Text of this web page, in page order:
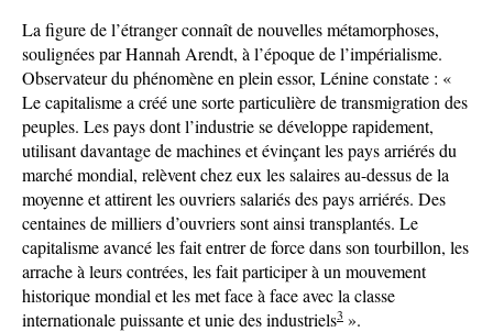
La figure de l’étranger connaît de nouvelles métamorphoses,
soulignées par Hannah Arendt, à l’époque de l’impérialisme.
Observateur du phénomène en plein essor, Lénine constate : «
Le capitalisme a créé une sorte particulière de transmigration des
peuples. Les pays dont l’industrie se développe rapidement,
utilisant davantage de machines et évinçant les pays arriérés du
marché mondial, relèvent chez eux les salaires au-dessus de la
moyenne et attirent les ouvriers salariés des pays arriérés. Des
centaines de milliers d’ouvriers sont ainsi transplantés. Le
capitalisme avancé les fait entrer de force dans son tourbillon, les
arrache à leurs contrées, les fait participer à un mouvement
historique mondial et les met face à face avec la classe
internationale puissante et unie des industriels3 ».